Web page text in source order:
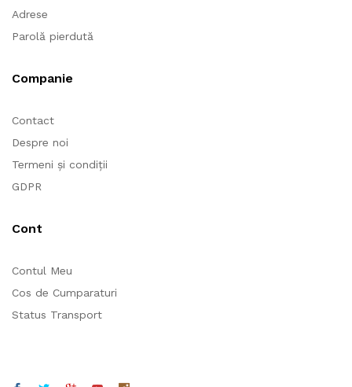
Adrese
Parolă pierdută
Companie
Contact
Despre noi
Termeni și condiții
GDPR
Cont
Contul Meu
Cos de Cumparaturi
Status Transport